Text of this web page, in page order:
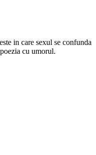
in care sexul se confunda
cu umorul.